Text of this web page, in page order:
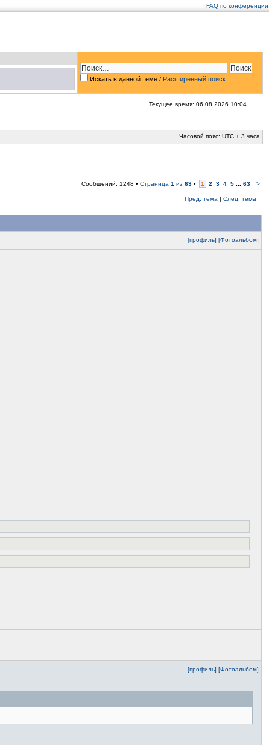
FAQ по конференции
Искать в данной теме / Расширенный поиск
Текущее время: 06.08.2026 10:04
Часовой пояс: UTC + 3 часа
Сообщений: 1248 • Страница 1 из 63 • 1 2 3 4 5 63 >
Пред. тема | След. тема
[профиль] [Фотоальбом]
[профиль] [Фотоальбом]